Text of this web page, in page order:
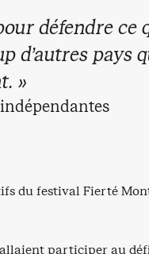
défendre ce
d’autres pays
»
du festival Fierté
participer au